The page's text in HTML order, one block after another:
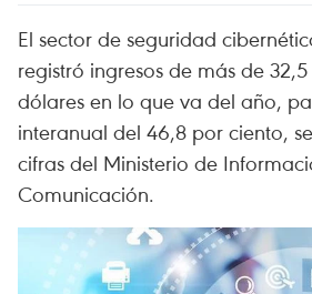
El sector de seguridad
registró ingresos de más de
dólares en lo que va del año,
interanual del 46,8 por ciento,
cifras del Ministerio de
Comunicación.